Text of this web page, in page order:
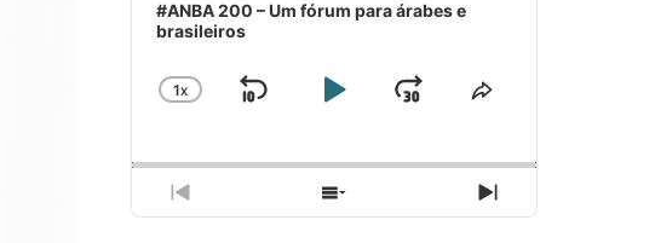
#ANBA 200 – Um fórum para árabes e
brasileiros
CHANGE
1X
SKIPPLAYJUMP
PREVIOUS
EPISODE
SHOW
EPISODES
NEXT
EPISODE